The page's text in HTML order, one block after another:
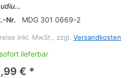
Nr.
MDG 301 0669-2
inkl. MwSt., zzgl. Versandkosten
sofort lieferbar
€ *